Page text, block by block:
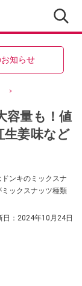
知らせ
容量も！値
生姜味など
ンキのミックスナ
ックスナッツ種類
日： 2024年10月24日